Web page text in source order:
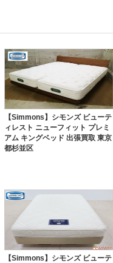
【Simmons】シモンズ ビューテ
ィレスト ニューフィット プレミ
アム キングベッド 出張買取 東京
都杉並区
【Simmons】シモンズ ビューテ